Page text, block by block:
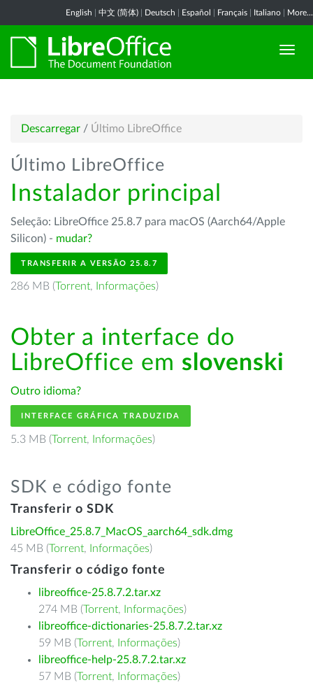
English 中文 (简体) Deutsch Español Français Italiano More...
Descarregar / Último LibreOffice
Último LibreOffice
Instalador principal
Seleção: LibreOffice 25.8.7 para macOS (Aarch64/Apple
Silicon) - mudar?
TRANSFERIR A VERSÃO 25.8.7
286 MB (Torrent, Informações)
Obter a interface do
LibreOffice em slovenski
Outro idioma?
INTERFACE GRÁFICA TRADUZIDA
5.3 MB (Torrent, Informações)
SDK e código fonte
Transferir o SDK
LibreOffice_25.8.7_MacOS_aarch64_sdk.dmg
45 MB (Torrent, Informações)
Transferir o código fonte
libreoffice-25.8.7.2.tar.xz
274 MB (Torrent, Informações)
libreoffice-dictionaries-25.8.7.2.tar.xz
59 MB (Torrent, Informações)
libreoffice-help-25.8.7.2.tar.xz
57 MB (Torrent, Informações)